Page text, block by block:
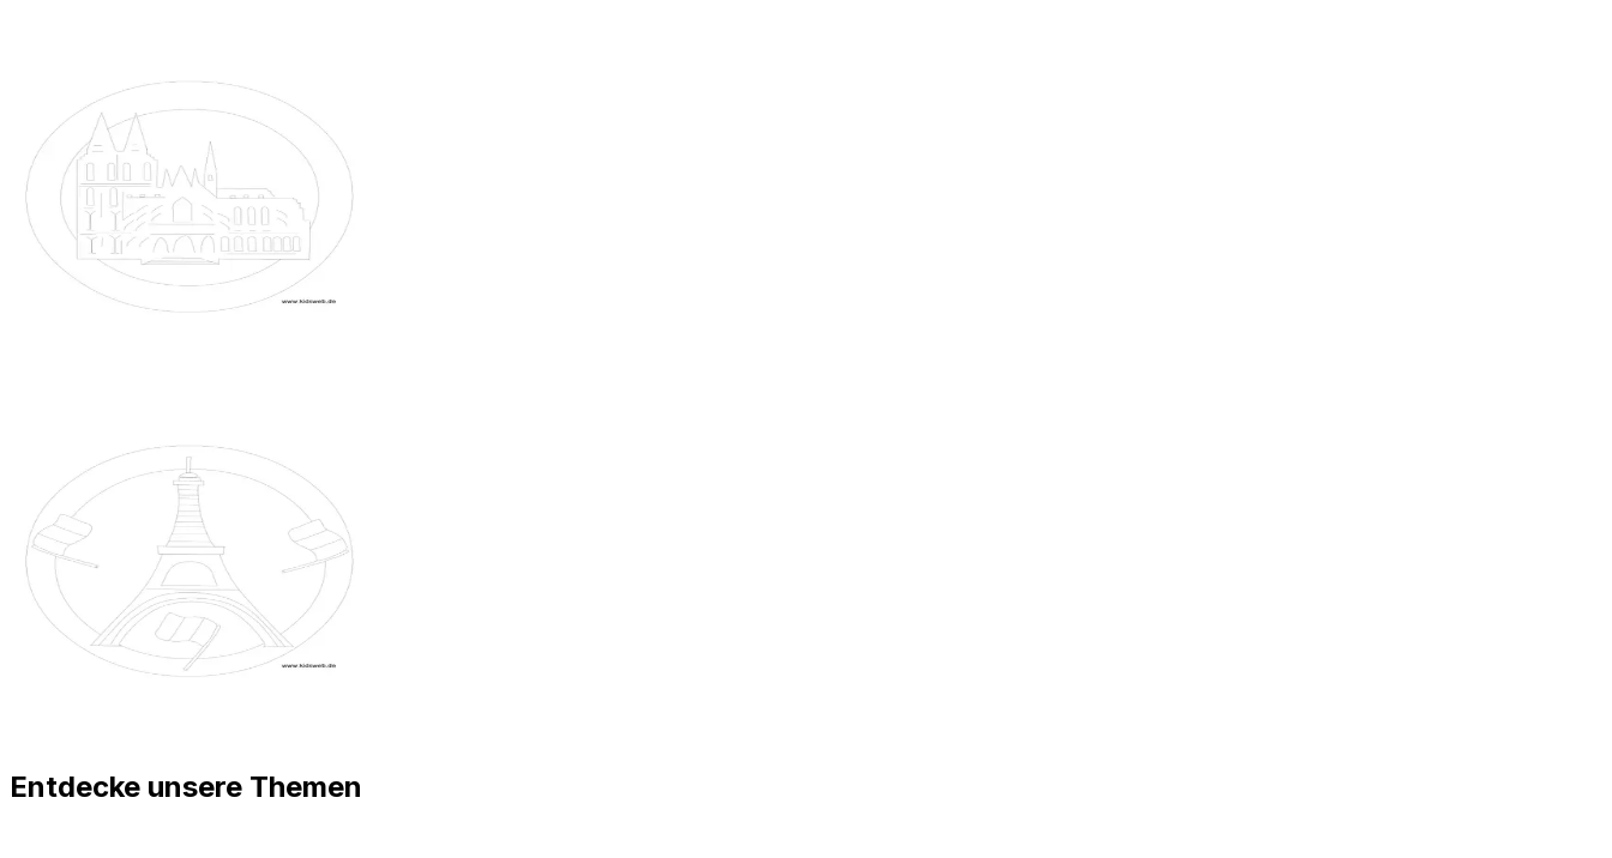
Entdecke unsere Themen